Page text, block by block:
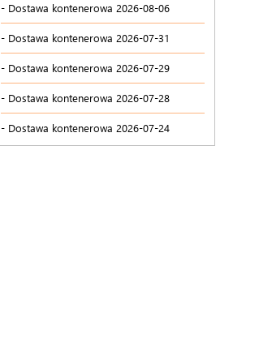
Dostawa kontenerowa 2026-08-06
Dostawa kontenerowa 2026-07-31
Dostawa kontenerowa 2026-07-29
Dostawa kontenerowa 2026-07-28
Dostawa kontenerowa 2026-07-24